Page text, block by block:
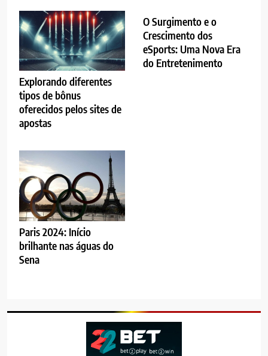
Explorando diferentes
tipos de bônus
oferecidos pelos sites de
apostas
O Surgimento e o
Crescimento dos
eSports: Uma Nova Era
do Entretenimento
Paris 2024: Início
brilhante nas águas do
Sena